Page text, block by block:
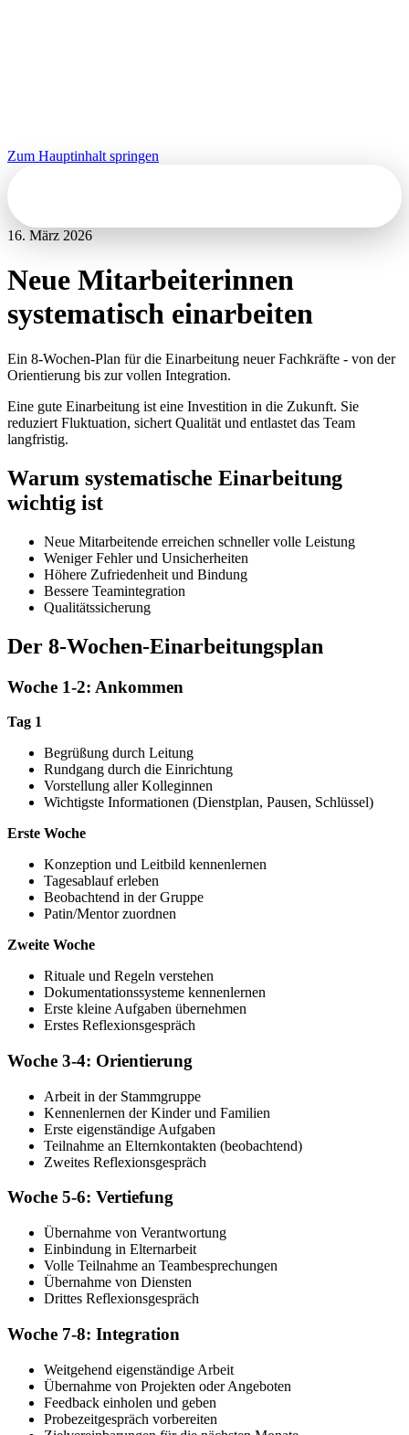
Zum Hauptinhalt springen
16. März 2026
Neue Mitarbeiterinnen
systematisch einarbeiten
Ein 8-Wochen-Plan für die Einarbeitung neuer Fachkräfte - von der
Orientierung bis zur vollen Integration.
Eine gute Einarbeitung ist eine Investition in die Zukunft. Sie
reduziert Fluktuation, sichert Qualität und entlastet das Team
langfristig.
Warum systematische Einarbeitung
wichtig ist
Neue Mitarbeitende erreichen schneller volle Leistung
Weniger Fehler und Unsicherheiten
Höhere Zufriedenheit und Bindung
Bessere Teamintegration
Qualitätssicherung
Der 8-Wochen-Einarbeitungsplan
Woche 1-2: Ankommen
Tag 1
Begrüßung durch Leitung
Rundgang durch die Einrichtung
Vorstellung aller Kolleginnen
Wichtigste Informationen (Dienstplan, Pausen, Schlüssel)
Erste Woche
Konzeption und Leitbild kennenlernen
Tagesablauf erleben
Beobachtend in der Gruppe
Patin/Mentor zuordnen
Zweite Woche
Rituale und Regeln verstehen
Dokumentationssysteme kennenlernen
Erste kleine Aufgaben übernehmen
Erstes Reflexionsgespräch
Woche 3-4: Orientierung
Arbeit in der Stammgruppe
Kennenlernen der Kinder und Familien
Erste eigenständige Aufgaben
Teilnahme an Elternkontakten (beobachtend)
Zweites Reflexionsgespräch
Woche 5-6: Vertiefung
Übernahme von Verantwortung
Einbindung in Elternarbeit
Volle Teilnahme an Teambesprechungen
Übernahme von Diensten
Drittes Reflexionsgespräch
Woche 7-8: Integration
Weitgehend eigenständige Arbeit
Übernahme von Projekten oder Angeboten
Feedback einholen und geben
Probezeitgespräch vorbereiten